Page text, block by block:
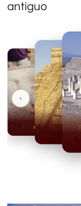
antiguo
Olmecas
‹